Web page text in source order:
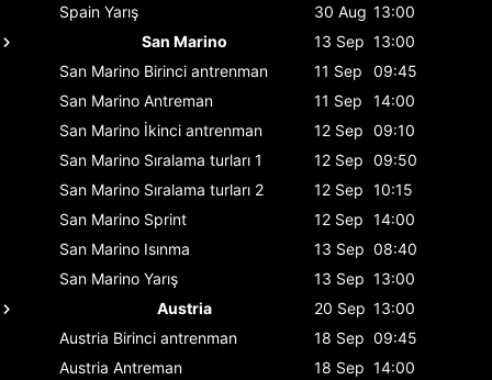
Spain Yarış 30 Aug 13:00
San Marino
13 Sep 13:00
San Marino Birinci antrenman 11 Sep
09:45
San Marino Antreman 11 Sep
14:00
San Marino İkinci antrenman 12 Sep 09:10
San Marino Sıralama turları 1 12 Sep 09:50
San Marino Sıralama turları 2 12 Sep 10:15
San Marino Sprint 12 Sep 14:00
San Marino Isınma 13 Sep 08:40
San Marino Yarış 13 Sep 13:00
Austria
20 Sep 13:00
Austria Birinci antrenman 18 Sep 09:45
Austria Antreman 18 Sep 14:00